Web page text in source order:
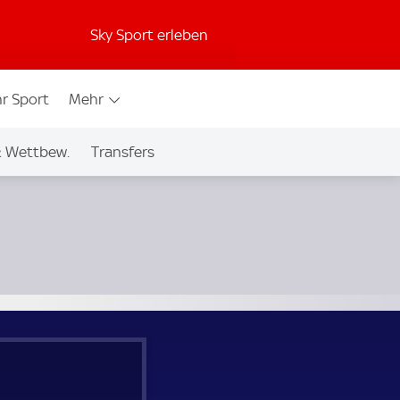
Sky Sport erleben
Sport Mehr
Wettbew. Transfers